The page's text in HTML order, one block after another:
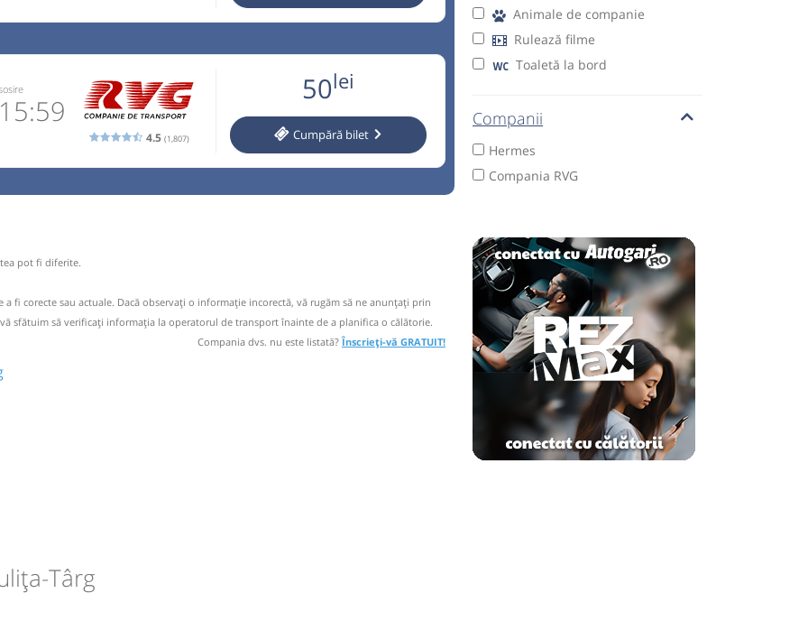
Animale de companie
Rulează filme
Toaletă la bord
Companii
Hermes
Compania RVG
valabil
SRL
15:59
4.5 (1,807)
50lei
Cumpără bilet
pot fi diferite.
fi corecte sau actuale. Dacă observați o informaţie incorectă, vă rugăm să ne anunțați prin
sfătuim să verificaţi informaţia la operatorul de transport înainte de a planifica o călătorie.
Compania dvs. nu este listată?Înscrieți-vă GRATUIT!
Târg